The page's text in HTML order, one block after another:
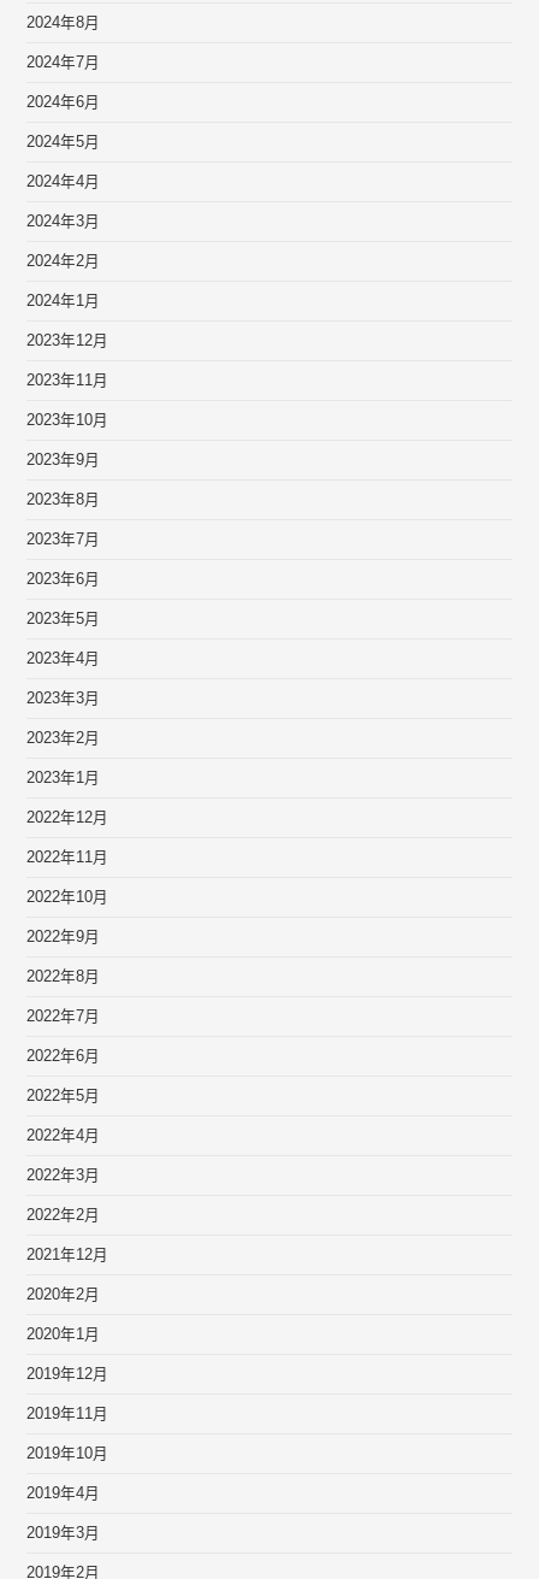
2024年8月
2024年7月
2024年6月
2024年5月
2024年4月
2024年3月
2024年2月
2024年1月
2023年12月
2023年11月
2023年10月
2023年9月
2023年8月
2023年7月
2023年6月
2023年5月
2023年4月
2023年3月
2023年2月
2023年1月
2022年12月
2022年11月
2022年10月
2022年9月
2022年8月
2022年7月
2022年6月
2022年5月
2022年4月
2022年3月
2022年2月
2021年12月
2020年2月
2020年1月
2019年12月
2019年11月
2019年10月
2019年4月
2019年3月
2019年2月